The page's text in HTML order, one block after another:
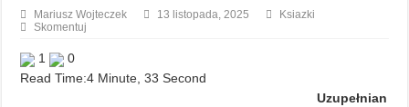
Mariusz Wojteczek 13 listopada, 2025
Ksiazki
Skomentuj
1
0
Read Time:4 Minute, 33 Second
Uzupełnian